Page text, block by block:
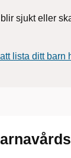
sjukt eller
lista ditt barn